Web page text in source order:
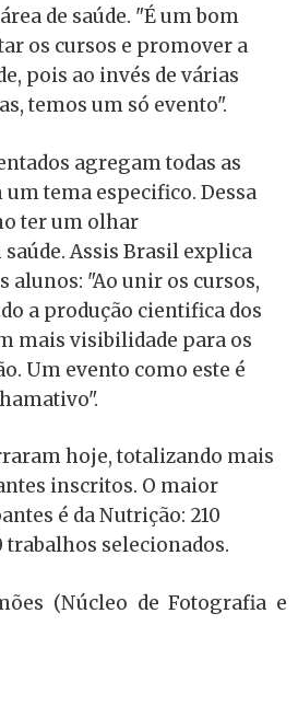
de saúde. "É um bom
os cursos e promover a
pois ao invés de várias
temos um só evento".
agregam todas as
tema especifico. Dessa
ter um olhar
Assis Brasil explica
alunos: "Ao unir os cursos,
a produção cientifica dos
mais visibilidade para os
Um evento como este é
hoje, totalizando mais
inscritos. O maior
é da Nutrição: 210
selecionados.
(Núcleo de Fotografia e